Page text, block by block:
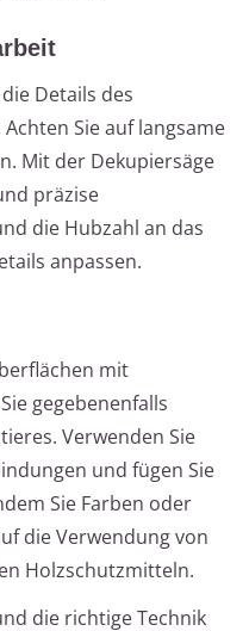
Details des
Sie auf langsame
Mit der Dekupiersäge
präzise
die Hubzahl an das
anpassen.
mit
gegebenenfalls
Verwenden Sie
und fügen Sie
Sie Farben oder
die Verwendung von
Holzschutzmitteln.
die richtige Technik